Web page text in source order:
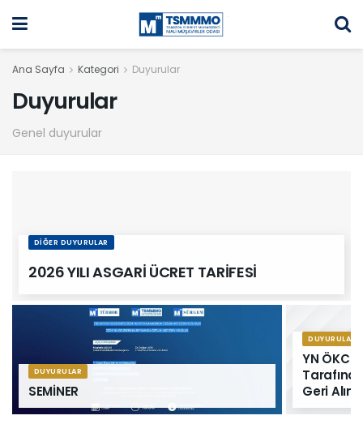
Ana Sayfa Kategori Duyurular
Duyurular
Genel duyurular
DIĞER DUYURULAR
2026 YILI ASGARİ ÜCRET TARİFESİ
DUYURULAR
SEMİNER
DUYURULAR
YN ÖKC
Geri